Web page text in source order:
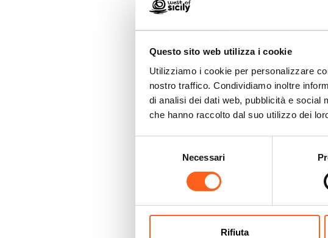
Questo sito web utilizza i cookie
Utilizziamo i cookie per personalizzare
nostro traffico. Condividiamo inoltre
di analisi dei dati web, pubblicità e social
che hanno raccolto dal suo utilizzo dei
Necessari
Rifiuta